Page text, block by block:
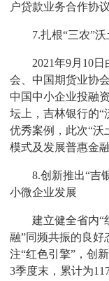
户贷款业务合作协议
7.扎根“三农”沃
2021年9月10日
会、中国期货业协
中国中小企业投融
坛上，吉林银行的“
优秀案例，此次“沃
模式及发展普惠金
8.创新推出“吉银
小微企业发展
建立健全省内“红
融”同频共振的良好
注“红色引擎”，创
3季度末，累计为